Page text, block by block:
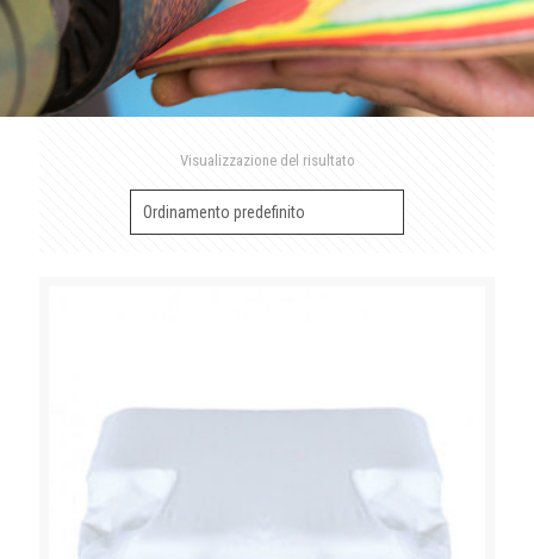
Visualizzazione del risultato